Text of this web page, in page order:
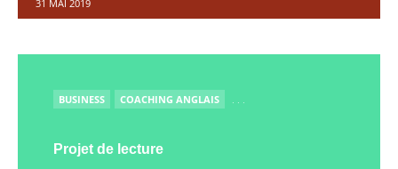
31 MAI 2019
PUBLIÉ
BUSINESS COACHING ANGLAIS
Projet de lecture